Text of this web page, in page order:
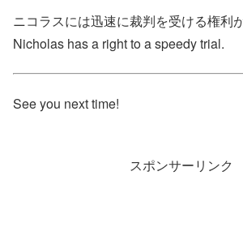
ニコラスには迅速に裁判を受ける権利
Nicholas has a right to a speedy trial.
See you next time!
スポンサーリンク